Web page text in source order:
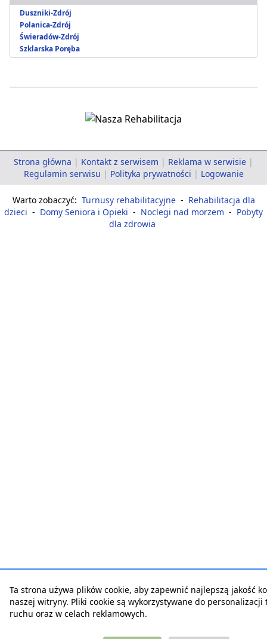
Duszniki-Zdrój
Polanica-Zdrój
Świeradów-Zdrój
Szklarska Poręba
Strona główna | Kontakt z serwisem | Reklama w serwisie |
Regulamin serwisu | Polityka prywatności | Logowanie
Warto zobaczyć: Turnusy rehabilitacyjne - Rehabilitacja dla
dzieci - Domy Seniora i Opieki - Noclegi nad morzem - Pobyty
dla zdrowia
Ta strona używa plików cookie, aby zapewnić najlepszą jakość
naszej witryny. Pliki cookie są wykorzystywane do personalizacji
ruchu oraz w celach reklamowych.